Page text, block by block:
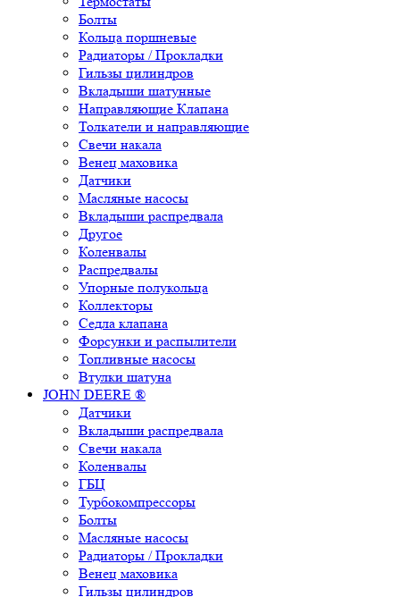
Болты
Кольца поршневые
Радиаторы / Прокладки
Гильзы цилиндров
Вкладыши шатунные
Направляющие Клапана
Толкатели и направляющие
Свечи накала
Венец маховика
Датчики
Масляные насосы
Вкладыши распредвала
Другое
Коленвалы
Распредвалы
Упорные полукольца
Коллекторы
Седла клапана
Форсунки и распылители
Топливные насосы
Втулки шатуна
JOHN DEERE ®
Датчики
Вкладыши распредвала
Свечи накала
Коленвалы
ГБЦ
Турбокомпрессоры
Болты
Масляные насосы
Радиаторы / Прокладки
Венец маховика
Гильзы цилиндров